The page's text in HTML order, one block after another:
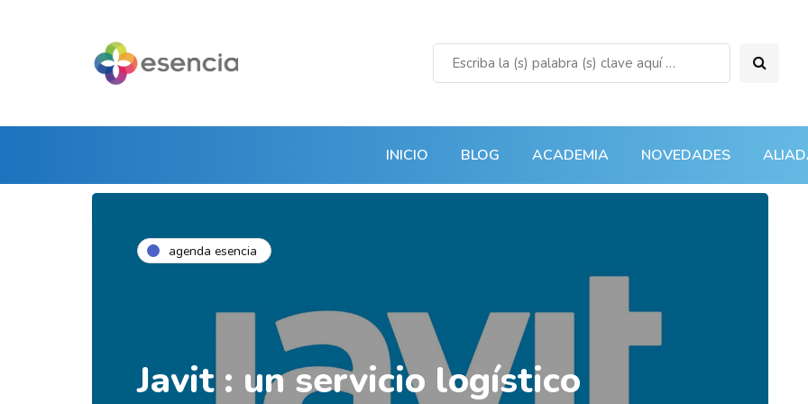
INICIO BLOG ACADEMIA NOVEDADES
agenda esencia
Javit : un servicio logístico